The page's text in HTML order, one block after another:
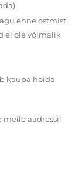
enne ostmist
ei ole võimalik
kaupa hoida
meile aadressil